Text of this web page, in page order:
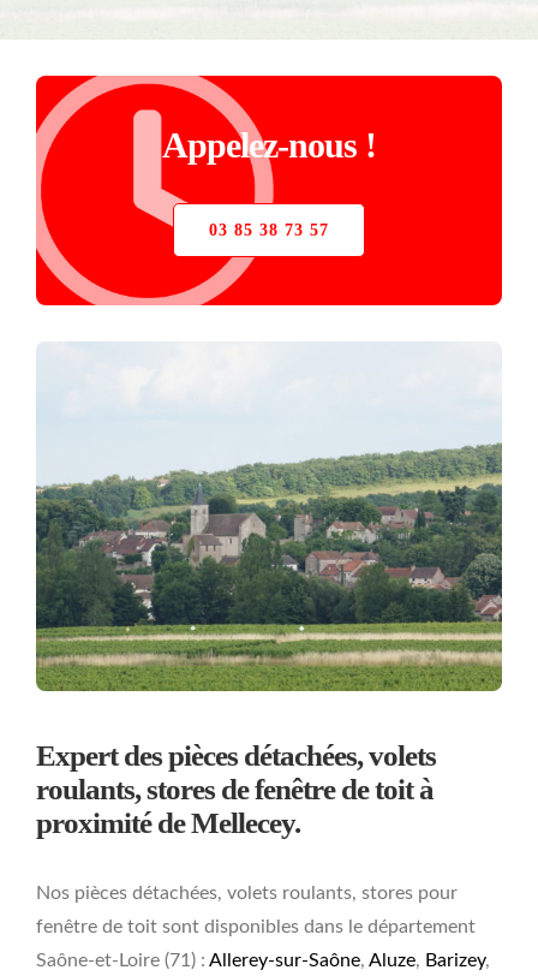
VERRIÈRE
PIÈCES DÉTACHÉES
Appelez-nous !
03 85 38 73 57
Expert des pièces détachées, volets
roulants, stores de fenêtre de toit à
proximité de Mellecey.
Nos pièces détachées, volets roulants, stores pour
fenêtre de toit sont disponibles dans le département
Saône-et-Loire (71) : Allerey-sur-Saône, Aluze, Barizey,